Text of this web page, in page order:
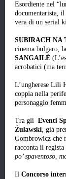
Esordiente nel
documentarista, il
vera di un serial
SUBIRACH NA
cinema bulgaro;
SANGAILĖ
acrobatici (ma
L’ungherese Lili
coppia nella
personaggio
Tra gli Eventi
Żuławski, già
Gombrowicz che
racconta il regista
po’ spaventoso,
Il Concorso